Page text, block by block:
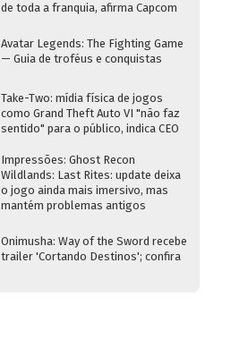
de toda a franquia, afirma Capcom
Avatar Legends: The Fighting Game
— Guia de troféus e conquistas
Take-Two: mídia física de jogos
como Grand Theft Auto VI "não faz
sentido" para o público, indica CEO
Impressões: Ghost Recon
Wildlands: Last Rites: update deixa
o jogo ainda mais imersivo, mas
mantém problemas antigos
Onimusha: Way of the Sword recebe
trailer 'Cortando Destinos'; confira